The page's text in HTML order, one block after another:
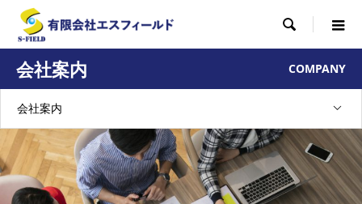

会社案内 COMPANY
会社案内